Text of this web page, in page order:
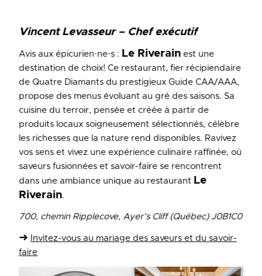
Vincent Levasseur – Chef exécutif
Avis aux épicurien·ne·s : Le Riverain est une
destination de choix! Ce restaurant, fier récipiendaire
de Quatre Diamants du prestigieux Guide CAA/AAA,
propose des menus évoluant au gré des saisons. Sa
cuisine du terroir, pensée et créée à partir de
produits locaux soigneusement sélectionnés, célèbre
les richesses que la nature rend disponibles. Ravivez
vos sens et vivez une expérience culinaire raffinée, où
saveurs fusionnées et savoir-faire se rencontrent
dans une ambiance unique au restaurant Le
Riverain.
700, chemin Ripplecove, Ayer’s Cliff (Québec) J0B1C0
➜ nvitez-vous au mariage des saveurs et du savoir-
faire